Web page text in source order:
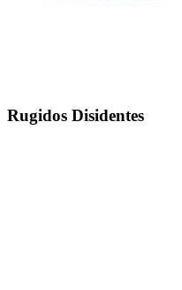
Rugidos Disidentes